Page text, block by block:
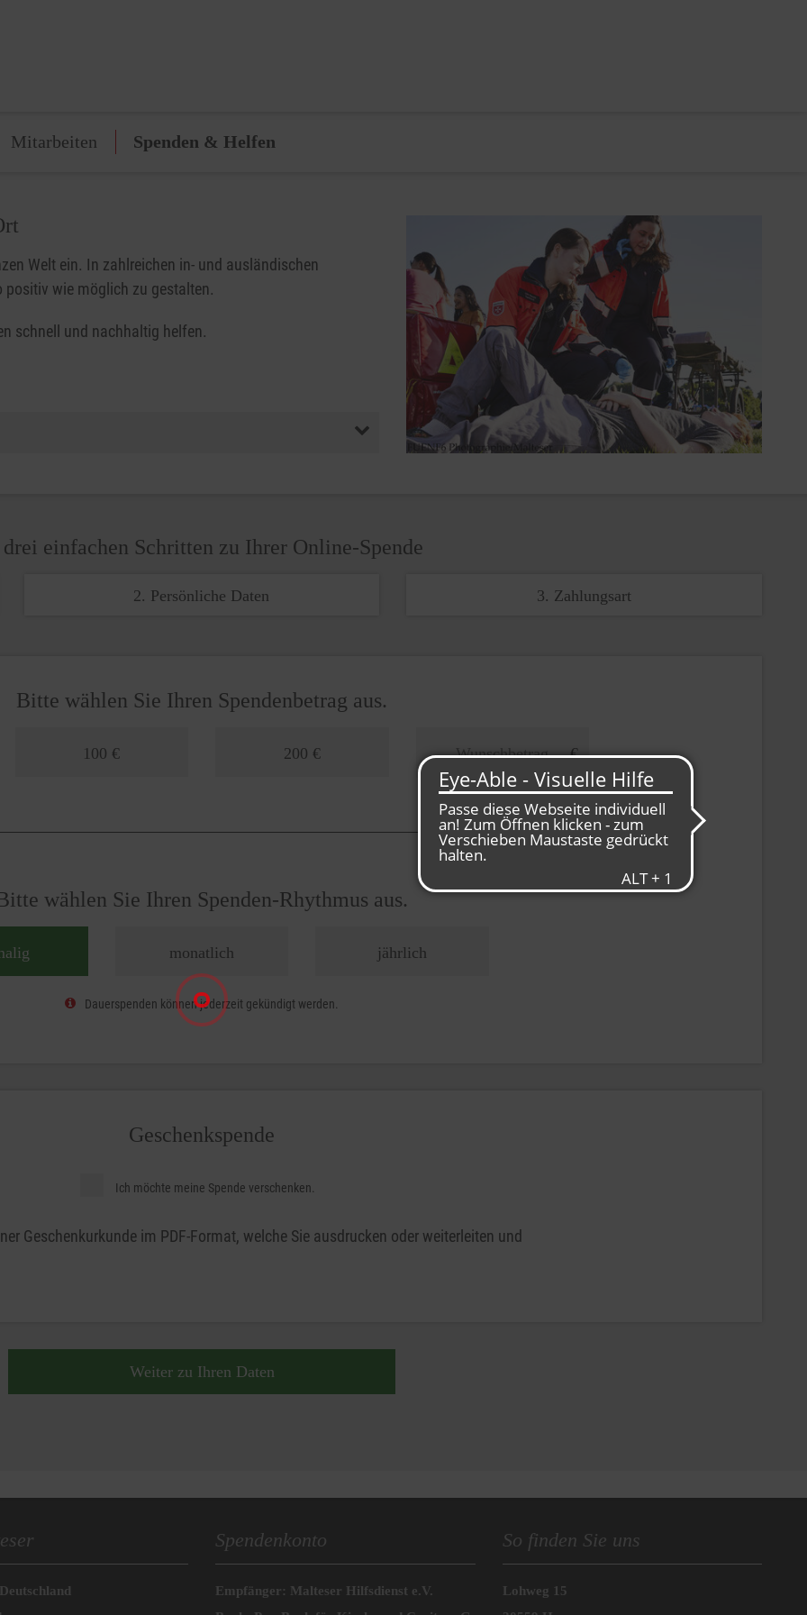
Mitarbeiten Spenden & Helfen
Welt ein. In zahlreichen in- und ausländischen
wie möglich zu gestalten.
schnell und nachhaltig helfen.
einfachen Schritten zu Ihrer Online-Spende
2. Persönliche Daten 3. Zahlungsart
Bitte wählen Sie Ihren Spendenbetrag aus.
100 € 200 €
wählen Sie Ihren Spenden-Rhythmus aus.
monatlich jährlich
Dauerspenden können jederzeit gekündigt werden.
Geschenkspende
Ich möchte meine Spende verschenken.
Geschenkurkunde im PDF-Format, welche Sie ausdrucken oder weiterleiten und
Weiter zu Ihren Daten
Spendenkonto
Empfänger: Malteser Hilfsdienst e.V.
So finden Sie uns
Lohweg 15